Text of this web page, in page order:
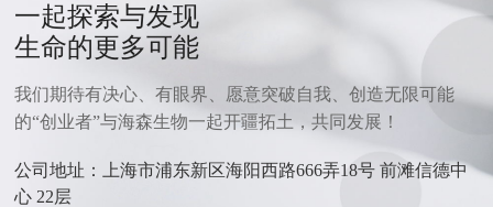
一起探索与发现
生命的更多可能
我们期待有决心、有眼界、愿意突破自我、创造无限可能
的“创业者”与海森生物一起开疆拓土，共同发展！
公司地址：上海市浦东新区海阳西路666弄18号 前滩信德中
心 22层